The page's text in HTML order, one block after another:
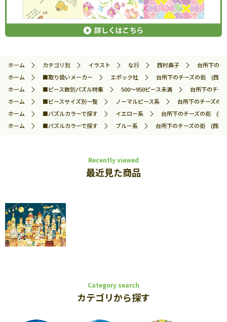
ホーム カテゴリ別 イラスト な行 西村典子
台所下の
ホーム
■取り扱いメーカー エポック社
台所下のチーズの街 (西
ホーム
■ピース数別パズル特集 500～950ピース未満
台所下のチ
ホーム
■ピースサイズ別一覧 ノーマルピース系
台所下のチーズ
ホーム
■パズルカラーで探す イエロー系
台所下のチーズの街 (
ホーム
■パズルカラーで探す ブルー系 台所下のチーズの街 (西
Recently viewed
最近見た商品
Category search
カテゴリから探す